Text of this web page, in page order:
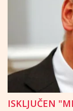
ISKLJUČEN